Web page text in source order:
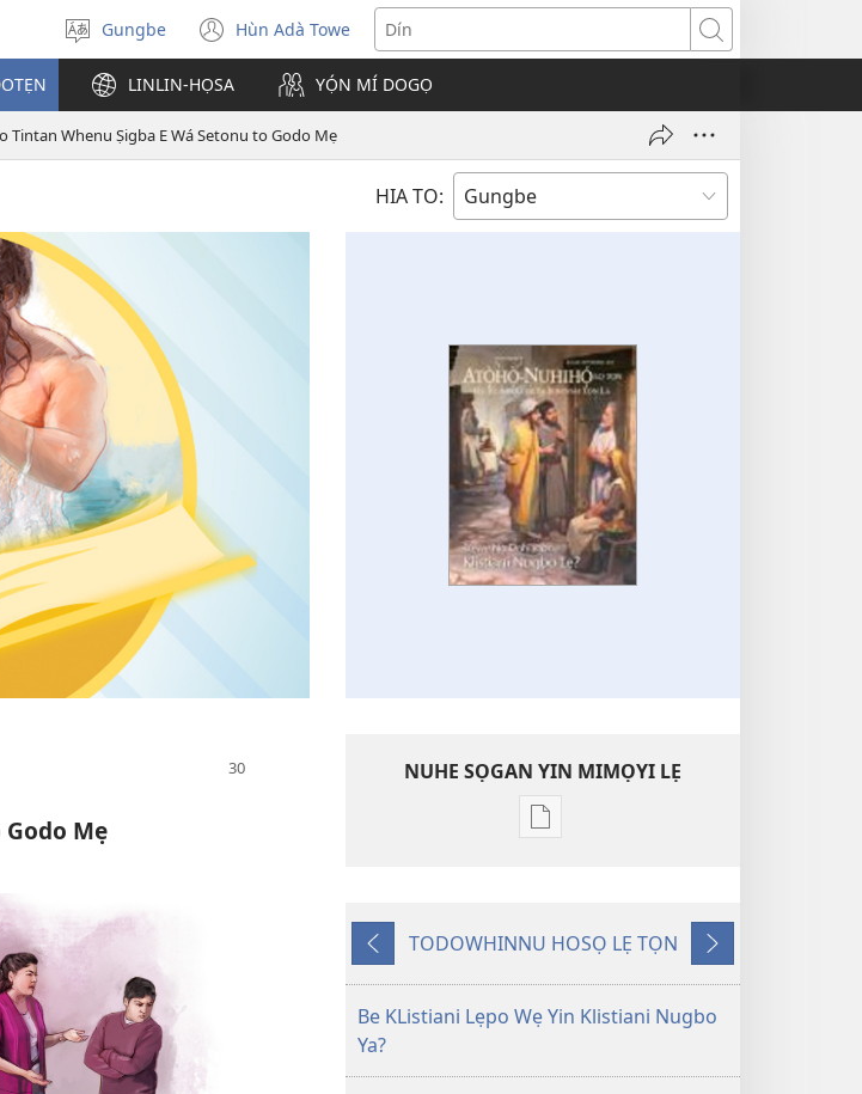
De
ogbè
dopo
Gungbe Hùn Adà Towe
(opens
new
window)
Dín
LINLIN-HỌSA YỌ́N MÍ DOGỌ
Tintan Whenu Ṣigba E Wá Setonu to Godo Mẹ
HIA TO:
Godo Mẹ
NUHE SỌGAN YIN MIMỌYI LẸ
Lehe
yin
gbọn
ATỌ̀HỌ̀-
Yigodo
TODOWHINNU HOSỌ LẸ TỌN
Yinukọn
Be KListiani Lẹpo Wẹ Yin Klistiani Nugbo
Ya?